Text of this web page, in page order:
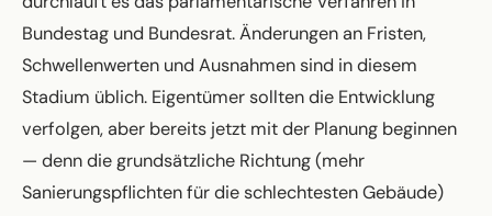
Bundestag und Bundesrat. Änderungen an Fristen,
Schwellenwerten und Ausnahmen sind in diesem
Stadium üblich. Eigentümer sollten die Entwicklung
verfolgen, aber bereits jetzt mit der Planung beginnen
— denn die grundsätzliche Richtung (mehr
Sanierungspflichten für die schlechtesten Gebäude)